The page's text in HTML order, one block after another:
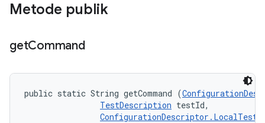
Metode publik
getCommand
public static String getCommand (
TestDescription testId,